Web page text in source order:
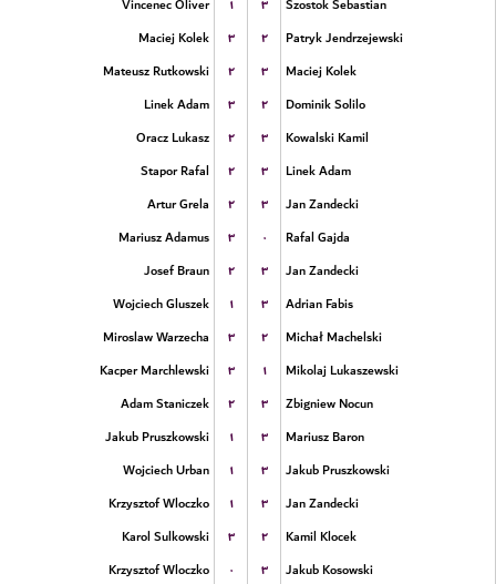
Vincenec Oliver
۱ ۳
Szostok Sebastian
Maciej Kolek
۳ ۲
Patryk Jendrzejewski
Mateusz Rutkowski
۲ ۳
Maciej Kolek
Linek Adam
۳ ۲
Dominik Solilo
Oracz Lukasz
۲ ۳
Kowalski Kamil
Stapor Rafal
۲ ۳
Linek Adam
Artur Grela
۲ ۳
Jan Zandecki
Mariusz Adamus
۳ ۰
Rafal Gajda
Josef Braun
۲ ۳
Jan Zandecki
Wojciech Gluszek
۱ ۳
Adrian Fabis
Miroslaw Warzecha
۳ ۲
Michał Machelski
Kacper Marchlewski
۳ ۱
Mikolaj Lukaszewski
Adam Staniczek
۲ ۳
Zbigniew Nocun
Jakub Pruszkowski
۱ ۳
Mariusz Baron
Wojciech Urban
۱ ۳
Jakub Pruszkowski
Krzysztof Wloczko
۱ ۳
Jan Zandecki
Karol Sulkowski
۳ ۲
Kamil Klocek
Krzysztof Wloczko
۰ ۳ Jakub Kosowski